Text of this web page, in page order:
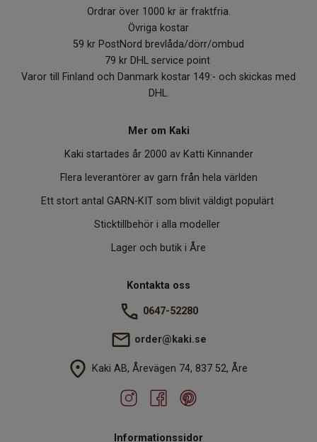
Ordrar över 1000 kr är fraktfria.
Övriga kostar
59 kr PostNord brevlåda/dörr/ombud
79 kr DHL service point
Varor till Finland och Danmark kostar 149:- och skickas med
DHL.
Mer om Kaki
Kaki startades år 2000 av Katti Kinnander
Flera leverantörer av garn från hela världen
Ett stort antal GARN-KIT som blivit väldigt populärt
Sticktillbehör i alla modeller
Lager och butik i Åre
Kontakta oss
0647-52280
order@kaki.se
Kaki AB, Årevägen 74, 837 52, Åre
Informationssidor